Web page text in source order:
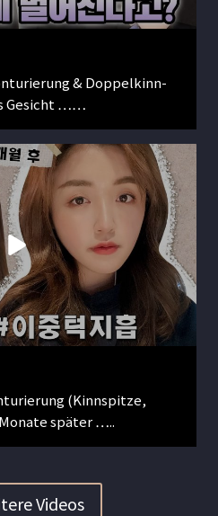
& Doppelkinn-
Gesicht ……
(Kinnspitze,
später …..
Videos